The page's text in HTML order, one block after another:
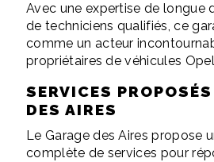
Avec une expertise de longue
de techniciens qualifiés, ce
comme un acteur
propriétaires de véhicules
SERVICES
DES AIRES
Le Garage des Aires propose
complète de services pour